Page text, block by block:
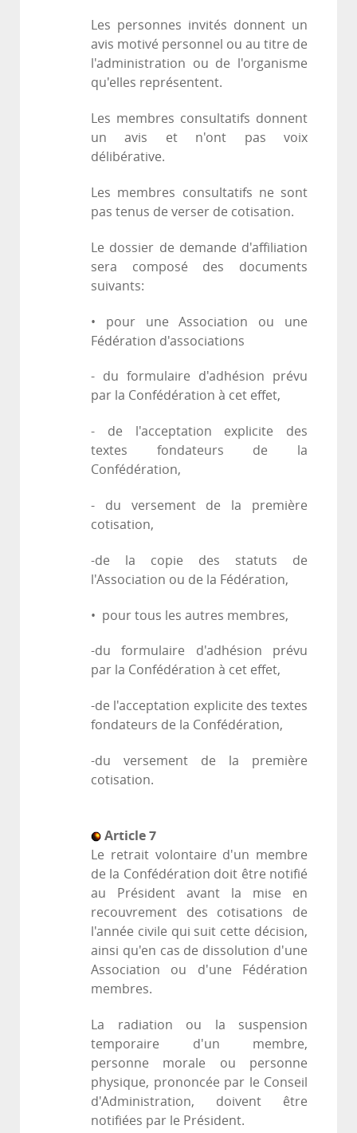
Les personnes invités donnent un
avis motivé personnel ou au titre de
l'administration ou de l'organisme
qu'elles représentent.
Les membres consultatifs donnent
un avis et n'ont pas voix
délibérative.
Les membres consultatifs ne sont
pas tenus de verser de cotisation.
Le dossier de demande d'affiliation
sera composé des documents
suivants:
• pour une Association ou une
Fédération d'associations
- du formulaire d'adhésion prévu
par la Confédération à cet effet,
- de l'acceptation explicite des
textes fondateurs de la
Confédération,
- du versement de la première
cotisation,
-de la copie des statuts de
l'Association ou de la Fédération,
• pour tous les autres membres,
-du formulaire d'adhésion prévu
par la Confédération à cet effet,
-de l'acceptation explicite des textes
fondateurs de la Confédération,
-du versement de la première
cotisation.
Article 7
Le retrait volontaire d'un membre
de la Confédération doit être notifié
au Président avant la mise en
recouvrement des cotisations de
l'année civile qui suit cette décision,
ainsi qu'en cas de dissolution d'une
Association ou d'une Fédération
membres.
La radiation ou la suspension
temporaire d'un membre,
personne morale ou personne
physique, prononcée par le Conseil
d'Administration, doivent être
notifiées par le Président.